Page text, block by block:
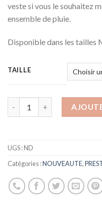
veste si vous le souhaitez
ensemble de pluie.
Disponible dans les tailles
TAILLE
UGS :ND
Catégories :NOUVEAUTE,